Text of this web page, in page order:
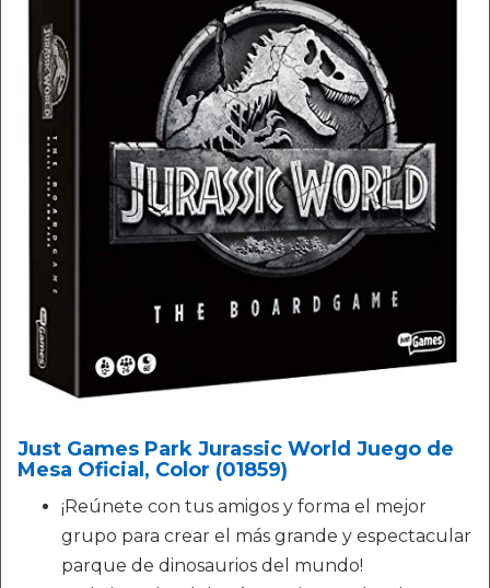
Just Games Park Jurassic World Juego de
Mesa Oficial, Color (01859)
¡Reúnete con tus amigos y forma el mejor
grupo para crear el más grande y espectacular
parque de dinosaurios del mundo!